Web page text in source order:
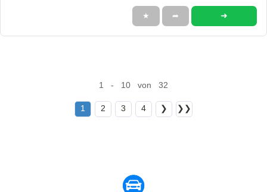
★ ➦ ➜
1 - 10 von 32
1 2 3 4 ❯ ❯❯